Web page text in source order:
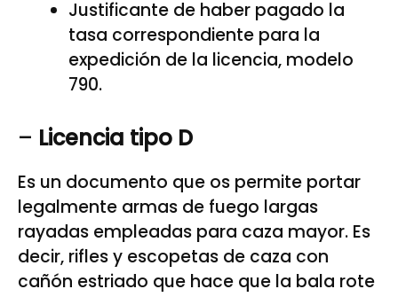
Justificante de haber pagado la
tasa correspondiente para la
expedición de la licencia, modelo
790.
– Licencia tipo D
Es un documento que os permite portar
legalmente armas de fuego largas
rayadas empleadas para caza mayor. Es
decir, rifles y escopetas de caza con
cañón estriado que hace que la bala rote